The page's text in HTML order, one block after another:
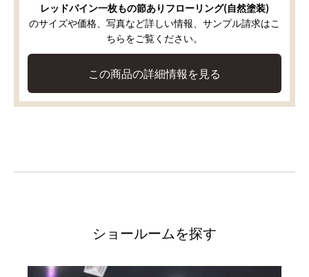
レッドパイン一枚もの節ありフローリング(自然塗装)
のサイズや価格、写真など詳しい情報、サンプル請求はこ
ちらをご覧ください。
この商品の詳細情報を見る
ショールームを探す